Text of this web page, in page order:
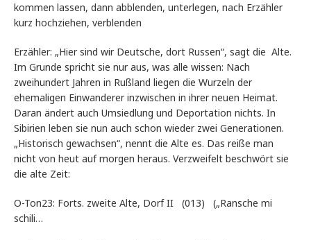
kommen lassen, dann abblenden, unterlegen, nach Erzähler
kurz hochziehen, verblenden
Erzähler: „Hier sind wir Deutsche, dort Russen“, sagt die Alte.
Im Grunde spricht sie nur aus, was alle wissen: Nach
zweihundert Jahren in Rußland liegen die Wurzeln der
ehemaligen Einwanderer inzwischen in ihrer neuen Heimat.
Daran ändert auch Umsiedlung und Deportation nichts. In
Sibirien leben sie nun auch schon wieder zwei Generationen.
„Historisch gewachsen“, nennt die Alte es. Das reiße man
nicht von heut auf morgen heraus. Verzweifelt beschwört sie
die alte Zeit:
O-Ton23: Forts. zweite Alte, Dorf II (013) („Ransche mi
schili…